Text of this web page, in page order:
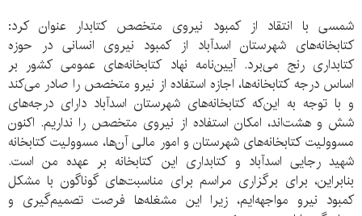
شمسی با انتقاد از کمبود نیروی متخصص کتابدار عنوان کرد:
کتابخانه‌های شهرستان اسدآباد از کمبود نیروی انسانی در حوزه‌
کتابداری رنج می‌برد. آیین‌نامه نهاد کتابخانه‌های عمومی کشور بر
اساس درجه کتابخانه‌ها، اجازه استفاده از نیرو متخصص را صادر می‌کند
و با توجه به این‌که کتابخانه‌های شهرستان اسدآباد دارای درجه‌های
شش و هشت‌اند، امکان استفاده از نیروی متخصص را نداریم. اکنون
مسوولیت کتابخانه‌های شهرستان و امور مالی آن‌ها، مسوولیت کتابخانه
شهید رجایی اسدآباد و کتابداری این کتابخانه بر عهده من است.
بنابراین، برای برگزاری مراسم برای مناسبت‌های گوناگون با مشکل
کمبود نیرو مواجهه‌ایم، زیرا این مشغله‌ها فرصت تصمیم‌گیری و